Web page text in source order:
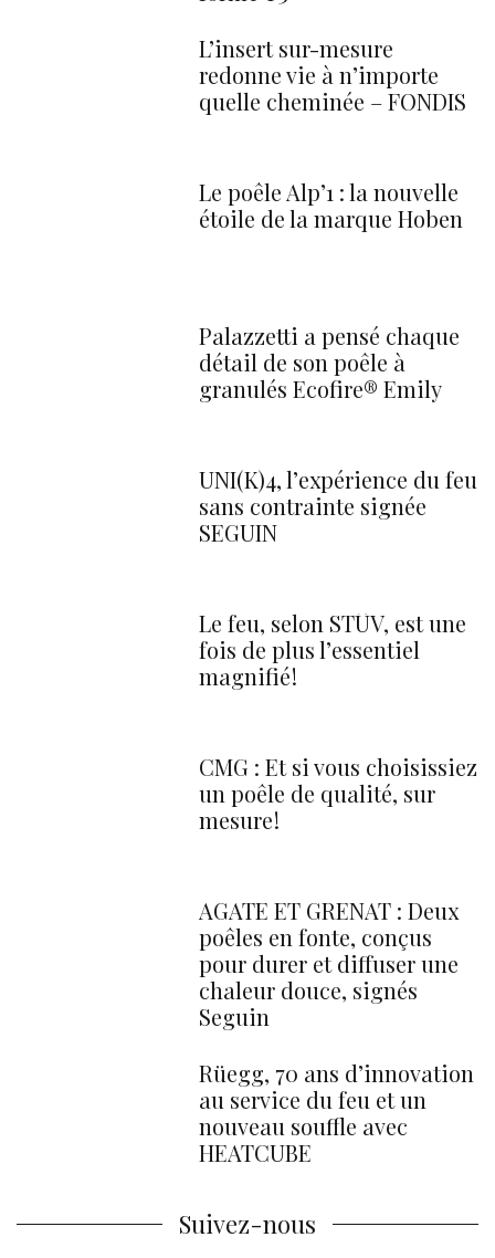
L’insert sur-mesure
redonne vie à n’importe
quelle cheminée – FONDIS
Le poêle Alp’1 : la nouvelle
étoile de la marque Hoben
Palazzetti a pensé chaque
détail de son poêle à
granulés Ecofire® Emily
UNI(K)4, l’expérience du feu
sans contrainte signée
SEGUIN
Le feu, selon STÛV, est une
fois de plus l’essentiel
magnifié !
CMG : Et si vous choisissiez
un poêle de qualité, sur
mesure !
AGATE ET GRENAT : Deux
poêles en fonte, conçus
pour durer et diffuser une
chaleur douce, signés
Seguin
Rüegg, 70 ans d’innovation
au service du feu et un
nouveau souffle avec
HEATCUBE
Suivez-nous